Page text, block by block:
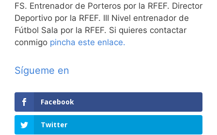
FS. Entrenador de Porteros por la RFEF. Director
Deportivo por la RFEF. III Nivel entrenador de
Fútbol Sala por la RFEF. Si quieres contactar
conmigo pincha este enlace.
Sígueme en
Facebook
Twitter